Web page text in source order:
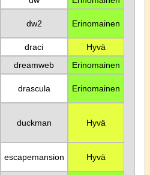
dw2 Erinomainen
draci
Hyvä
dreamweb
Erinomainen
drascula Erinomainen
duckman Hyvä
escapemansion Hyvä